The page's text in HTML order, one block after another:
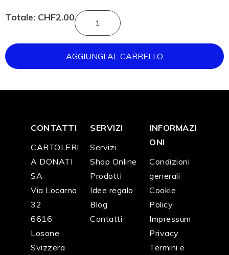
Totale: CHF2.00
AGGIUNGI AL CARRELLO
CONTATTI
CARTOLERI
A DONATI
SA
Via Locarno
32
6616
Losone
Svizzera
SERVIZI
Servizi
Shop Online
Prodotti
Idee regalo
Blog
Contatti
INFORMAZI
ONI
Condizioni
generali
Cookie
Policy
Impressum
Privacy
Termini e